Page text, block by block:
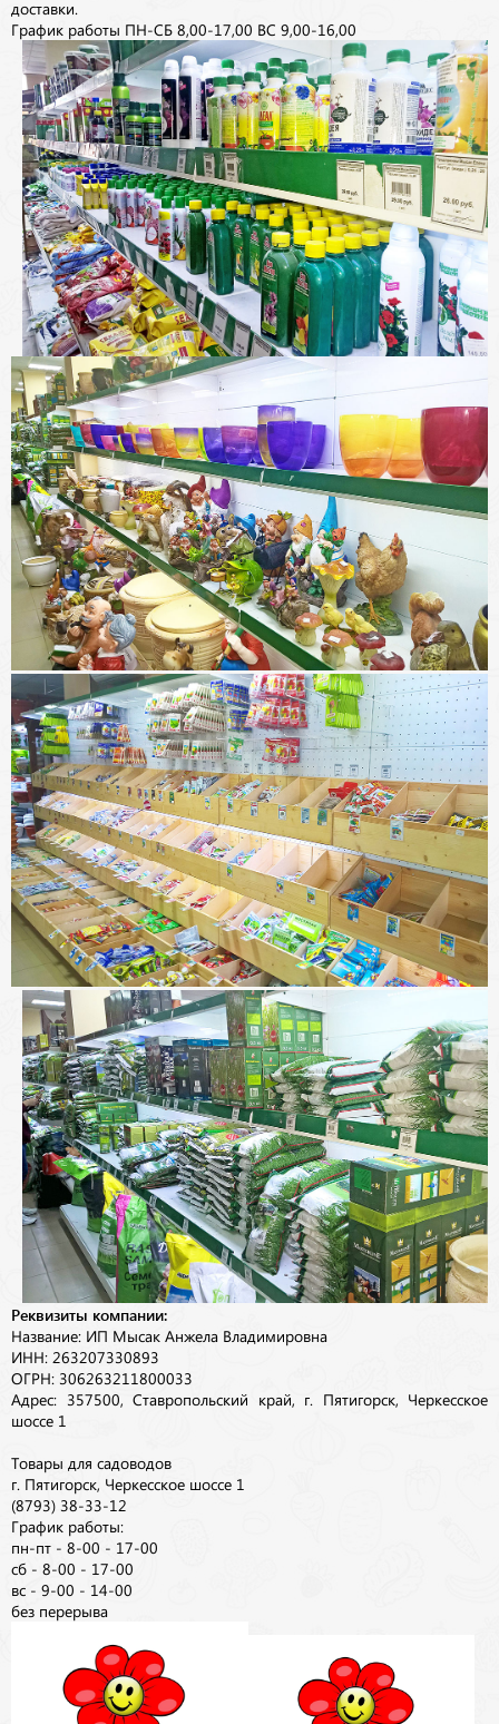
доставки.
График работы ПН-СБ 8,00-17,00 ВС 9,00-16,00
Реквизиты компании:
Название: ИП Мысак Анжела Владимировна
ИНН: 263207330893
ОГРН: 306263211800033
Адрес: 357500, Ставропольский край, г. Пятигорск, Черкесское
шоссе 1
Товары для садоводов
г. Пятигорск, Черкесское шоссе 1
(8793) 38-33-12
График работы:
пн-пт - 8-00 - 17-00
сб - 8-00 - 17-00
вс - 9-00 - 14-00
без перерыва